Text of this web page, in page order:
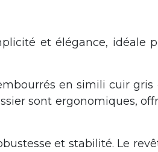
et élégance, idéale
en simili cuir gris
sont ergonomiques,
et stabilité. Le